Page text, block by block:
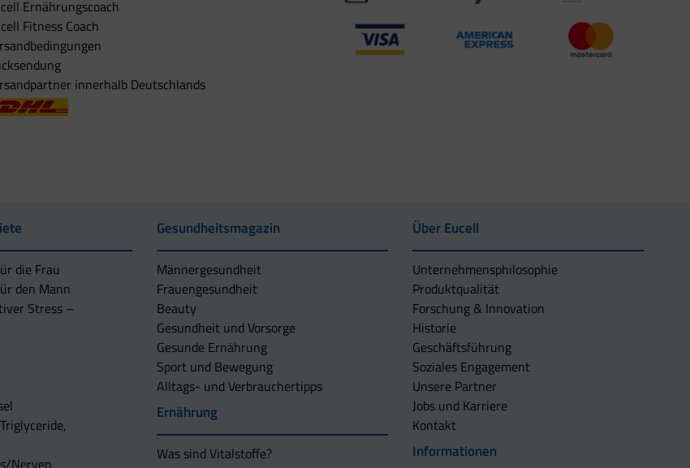
Ernährungscoach
Fitness Coach
innerhalb Deutschlands
die Frau
den Mann
Stress –
Gesundheitsmagazin
Männergesundheit
Frauengesundheit
Beauty
Gesundheit und Vorsorge
Gesunde Ernährung
Sport und Bewegung
Alltags- und Verbrauchertipps
Ernährung
Was sind Vitalstoffe?
Über Eucell
Unternehmens­philosophie
Produktqualität
Forschung & Innovation
Historie
Geschäftsführung
Soziales Engagement
Unsere Partner
Jobs und Karriere
Kontakt
Informationen